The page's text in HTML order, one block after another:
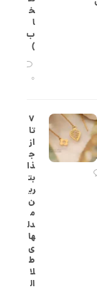
خ
ا
ب
)
0
۷
تا
از
ج
ذا
بت
ری
ن
م
دل
ها
ی
ط
لا
ال
ل
ر
ح
ش
ع
ی
ک
د
C
R
8
8
9
م
ا
ا
ن
گ
ش
ت
ر
ط
ل
ا
ط
ر
ک
ا
ر
1
1
3
,
7
1
9